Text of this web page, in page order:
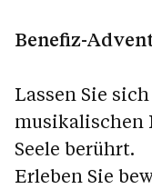
Benefiz-
Lassen Sie
musikalischen
Seele berührt.
Erleben Sie